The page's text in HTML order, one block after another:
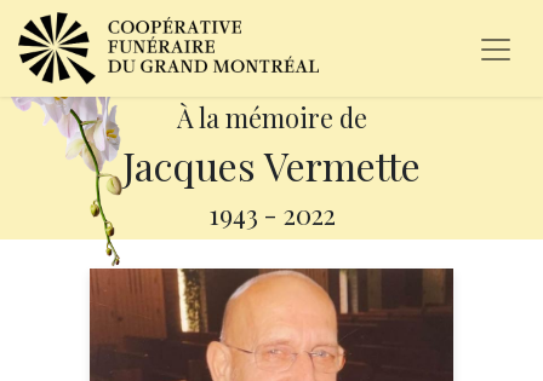
À la mémoire de
Jacques Vermette
1943 - 2022